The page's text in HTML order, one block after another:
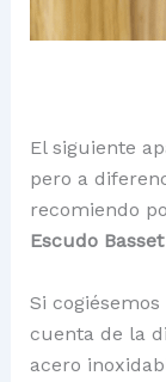
El siguiente
pero a
recomiendo
Escudo
Si
cuenta de la
acero